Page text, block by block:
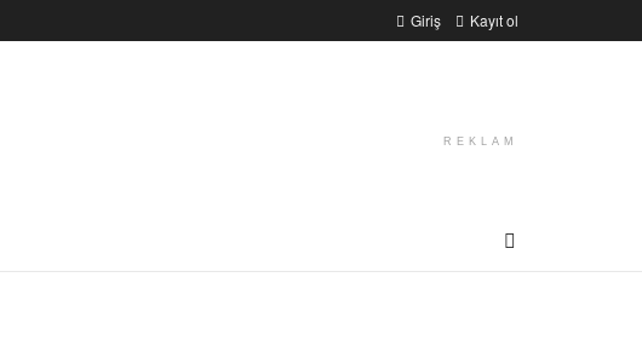
Giriş Kayıt ol
REKLAM